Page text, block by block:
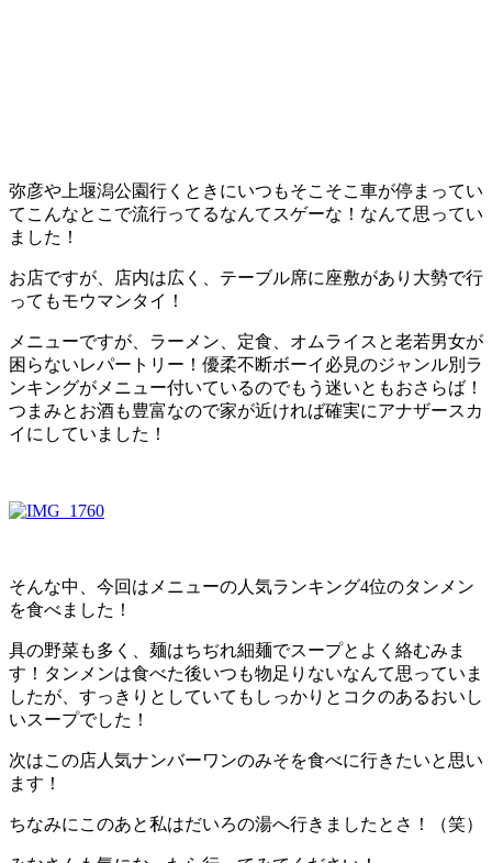
弥彦や上堰潟公園行くときにいつもそこそこ車が停まってい
てこんなとこで流行ってるなんてスゲーな！なんて思ってい
ました！
お店ですが、店内は広く、テーブル席に座敷があり大勢で行
ってもモウマンタイ！
メニューですが、ラーメン、定食、オムライスと老若男女が
困らないレパートリー！優柔不断ボーイ必見のジャンル別ラ
ンキングがメニュー付いているのでもう迷いともおさらば！
つまみとお酒も豊富なので家が近ければ確実にアナザースカ
イにしていました！
そんな中、今回はメニューの人気ランキング4位のタンメン
を食べました！
具の野菜も多く、麺はちぢれ細麺でスープとよく絡むみま
す！タンメンは食べた後いつも物足りないなんて思っていま
したが、すっきりとしていてもしっかりとコクのあるおいし
いスープでした！
次はこの店人気ナンバーワンのみそを食べに行きたいと思い
ます！
ちなみにこのあと私はだいろの湯へ行きましたとさ！（笑）